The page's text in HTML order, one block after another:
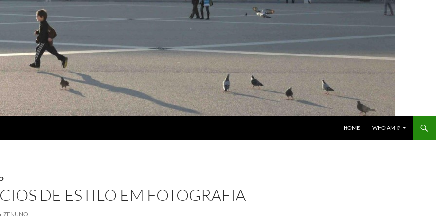
HOME WHO AM I?
DE ESTILO EM FOTOGRAFIA
ZENUNO